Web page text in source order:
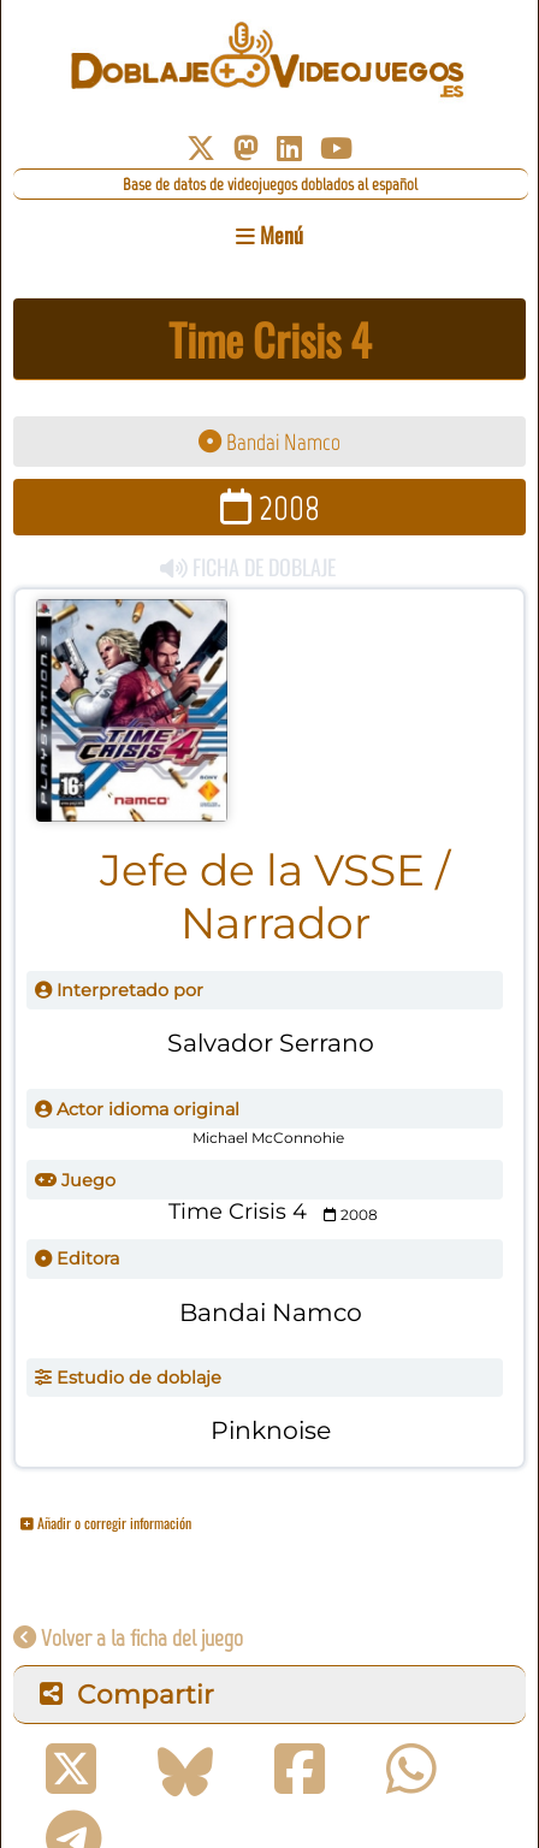
Base de datos de videojuegos doblados al español
Menú
Time Crisis 4
Bandai Namco
2008
FICHA DE DOBLAJE
Jefe de la VSSE /
Narrador
Interpretado por
Salvador Serrano
Actor idioma original
Michael McConnohie
Juego
Time Crisis 4 2008
Editora
Bandai Namco
Estudio de doblaje
Pinknoise
Añadir o corregir información
Volver a la ficha del juego
Compartir